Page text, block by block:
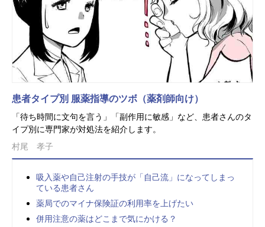
患者タイプ別 服薬指導のツボ（薬剤師向け）
「待ち時間に文句を言う」「副作用に敏感」など、患者さんのタ
イプ別に専門家が対処法を紹介します。
村尾 孝子
吸入薬や自己注射の手技が「自己流」になってしまっ
ている患者さん
薬局でのマイナ保険証の利用率を上げたい
併用注意の薬はどこまで気にかける？